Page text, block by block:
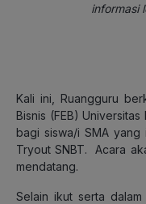
informasi
Kali ini, Ruangguru
Bisnis (FEB)
bagi siswa/i SMA yang
Tryout SNBT. Acara
mendatang.
Selain ikut serta